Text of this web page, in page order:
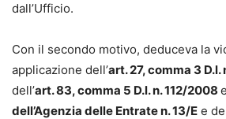
dall’Ufficio.
Con il secondo motivo, deduceva la
applicazione dell’art. 27, comma 3
dell’art. 83, comma 5 D.l. n. 112/2008
dell’Agenzia delle Entrate n. 13/E e